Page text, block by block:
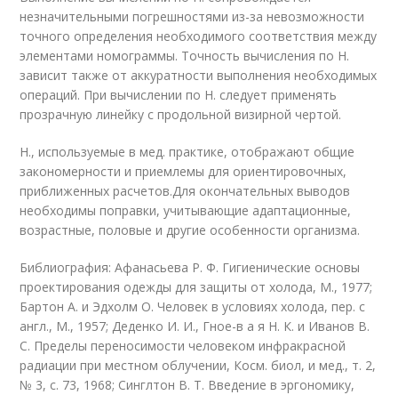
незначительными погрешностями из-за невозможности
точного определения необходимого соответствия между
элементами номограммы. Точность вычисления по Н.
зависит также от аккуратности выполнения необходимых
операций. При вычислении по Н. следует применять
прозрачную линейку с продольной визирной чертой.
Н., используемые в мед. практике, отображают общие
закономерности и приемлемы для ориентировочных,
приближенных расчетов.Для окончательных выводов
необходимы поправки, учитывающие адаптационные,
возрастные, половые и другие особенности организма.
Библиография: Афанасьева Р. Ф. Гигиенические основы
проектирования одежды для защиты от холода, М., 1977;
Бартон А. и Эдхолм О. Человек в условиях холода, пер. с
англ., М., 1957; Деденко И. И., Гное-в а я Н. К. и Иванов В.
С. Пределы переносимости человеком инфракрасной
радиации при местном облучении, Косм. биол, и мед., т. 2,
№ 3, с. 73, 1968; Синглтон В. Т. Введение в эргономику,